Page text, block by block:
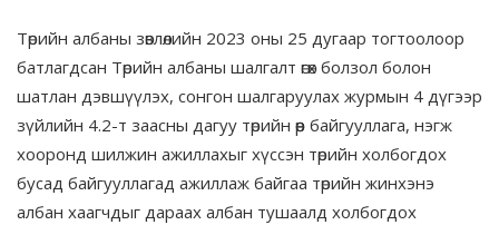
Төрийн албаны зөвлөлийн 2023 оны 25 дугаар тогтоолоор
батлагдсан Төрийн албаны шалгалт өгөх болзол болон
шатлан дэвшүүлэх, сонгон шалгаруулах журмын 4 дүгээр
зүйлийн 4.2-т заасны дагуу төрийн өөр байгууллага, нэгж
хооронд шилжин ажиллахыг хүссэн төрийн холбогдох
бусад байгууллагад ажиллаж байгаа төрийн жинхэнэ
албан хаагчдыг дараах албан тушаалд холбогдох